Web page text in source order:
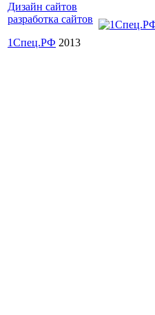
Дизайн сайтов
разработка сайтов
1Спец.РФ 2013